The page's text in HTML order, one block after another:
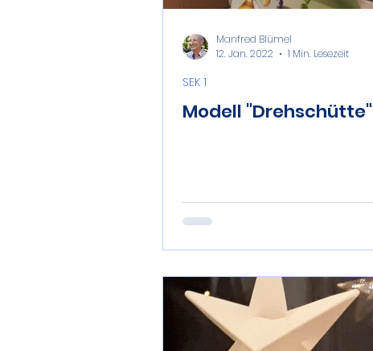
Modell "Drehschütte"
SEK 1
Manfred Blümel
12. Jan. 2022
1 Min. Lesezeit